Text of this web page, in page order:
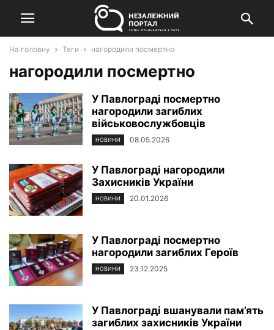
На головну Теги нагородили посмертно
нагородили посмертно
У Павлограді посмертно
нагородили загиблих
військовослужбовців
НОВИНИ 08.05.2026
У Павлограді нагородили
Захисників України
НОВИНИ 20.01.2026
У Павлограді посмертно
нагородили загиблих Героїв
НОВИНИ 23.12.2025
У Павлограді вшанували пам’ять
загиблих захисників України